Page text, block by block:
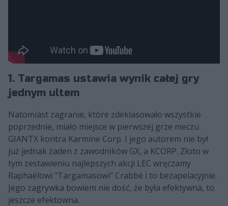
1. Targamas ustawia wynik całej gry
jednym ultem
Natomiast zagranie, które zdeklasowało wszystkie
poprzednie, miało miejsce w pierwszej grze meczu
GIANTX kontra Karmine Corp. I jego autorem nie był
już jednak żaden z zawodników GX, a KCORP. Złoto w
tym zestawieniu najlepszych akcji LEC wręczamy
Raphaëlowi "Targamasowi" Crabbé i to bezapelacyjnie.
Jego zagrywka bowiem nie dość, że była efektywna, to
jeszcze efektowna.